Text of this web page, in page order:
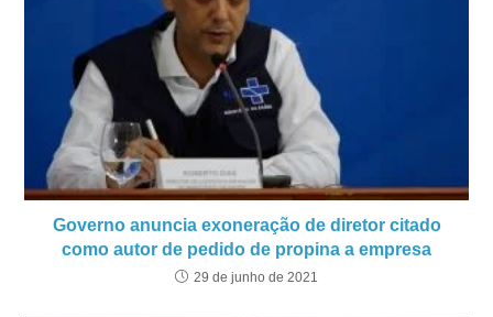
Governo anuncia exoneração de diretor citado
como autor de pedido de propina a empresa
29 de junho de 2021